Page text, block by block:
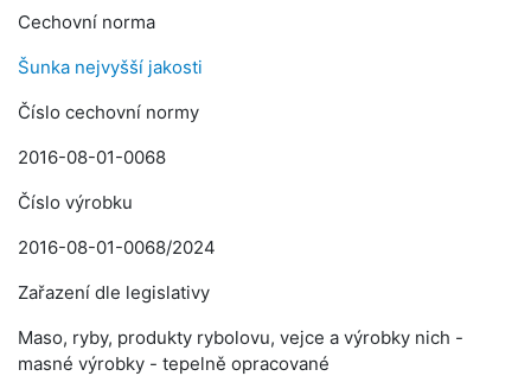
Cechovní norma
Šunka nejvyšší jakosti
Číslo cechovní normy
2016-08-01-0068
Číslo výrobku
2016-08-01-0068/2024
Zařazení dle legislativy
Maso, ryby, produkty rybolovu, vejce a výrobky nich -
masné výrobky - tepelně opracované